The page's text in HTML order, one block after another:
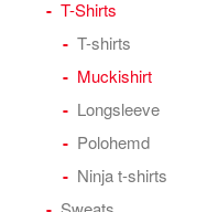
T-Shirts
T-shirts
Muckishirt
Longsleeve
Polohemd
Ninja t-shirts